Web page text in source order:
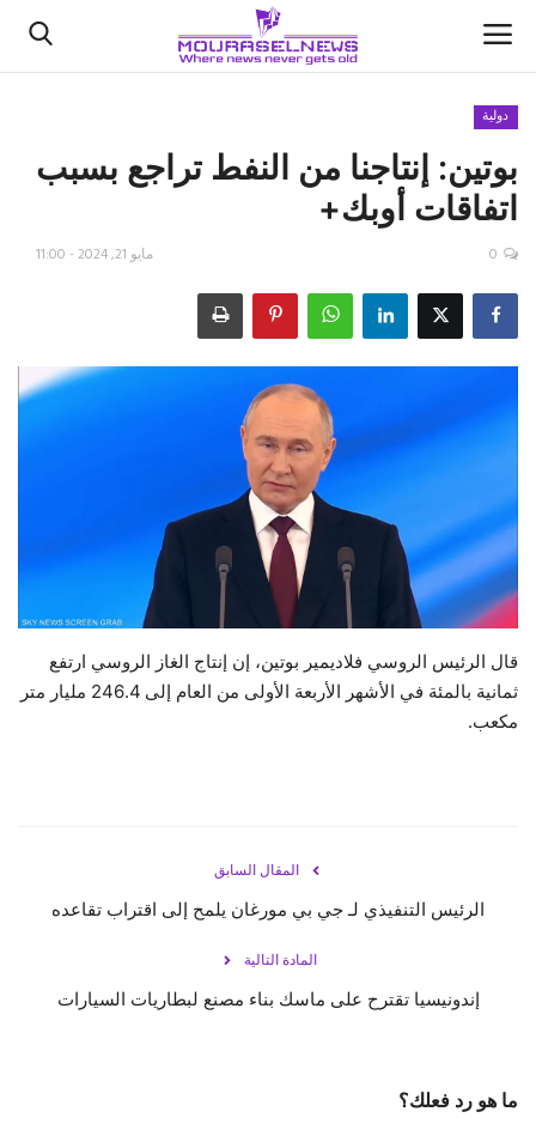
الأخبار
كتّابنا
اقتصاد
علوم وتكنولوجيا
فيديو
حياة
دولية
بوتين: إنتاجنا من النفط تراجع بسبب
اتفاقات أوبك+
مايو 21, 2024 - 11:00 0
قال الرئيس الروسي فلاديمير بوتين، إن إنتاج الغاز الروسي ارتفع
ثمانية بالمئة في الأشهر الأربعة الأولى من العام إلى 246.4 مليار متر
مكعب.
المقال السابق
الرئيس التنفيذي لـ جي بي مورغان يلمح إلى اقتراب تقاعده
المادة التالية
إندونيسيا تقترح على ماسك بناء مصنع لبطاريات السيارات
ما هو رد فعلك؟